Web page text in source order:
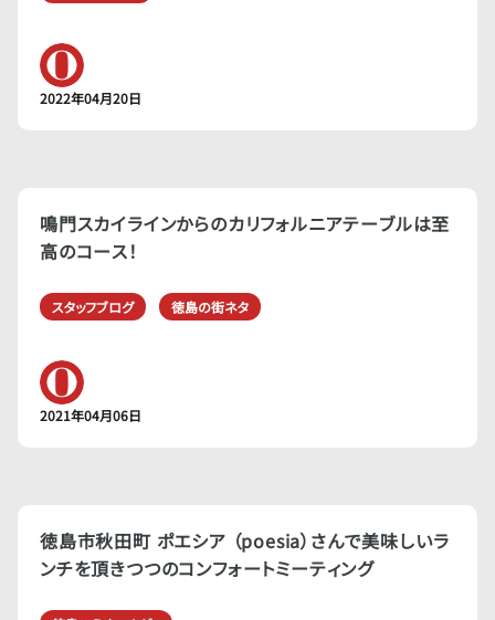
2022年04月20日
鳴門スカイラインからのカリフォルニアテーブルは至
高のコース！
スタッフブログ 徳島の街ネタ
2021年04月06日
徳島市秋田町 ポエシア （poesia）さんで美味しいラ
ンチを頂きつつのコンフォートミーティング